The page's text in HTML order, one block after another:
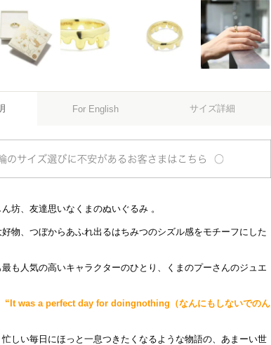
For English サイズ詳細
坊、友達思いなくまのぬいぐるみ 。
好物、つぼからあふれ出るはちみつのシズル感をモチーフにした
も人気の高いキャラクターのひとり、くまのプーさんのジュエ
“It was a perfect day for doingnothing（なんにもしないでのん
しい毎日にほっと一息つきたくなるような物語の、あまーい世